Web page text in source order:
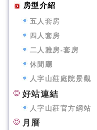
房型介紹
五人套房
四人套房
二人雅房-套房
休閒廳
人字山莊庭院景觀
好站連結
人字山莊官方網站
月曆